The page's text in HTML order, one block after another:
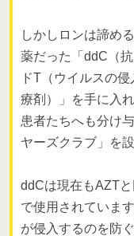
しかしロンは諦め
薬だった「ddC（
ドT（ウイルスの
療剤）」を手に入
患者たちへも分け
ヤーズクラブ」を
ddCは現在もAZT
で使用されていま
が侵入するのを防